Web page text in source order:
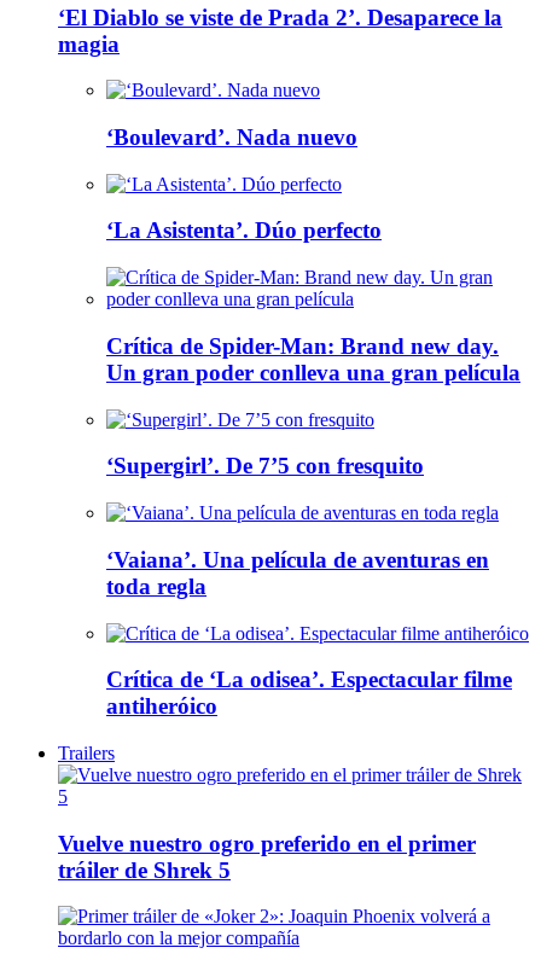
‘El Diablo se viste de Prada 2’. Desaparece la
magia
‘Boulevard’. Nada nuevo
‘La Asistenta’. Dúo perfecto
Crítica de Spider-Man: Brand new day.
Un gran poder conlleva una gran película
‘Supergirl’. De 7’5 con fresquito
‘Vaiana’. Una película de aventuras en
toda regla
Crítica de ‘La odisea’. Espectacular filme
antiheróico
Trailers
Vuelve nuestro ogro preferido en el primer
tráiler de Shrek 5